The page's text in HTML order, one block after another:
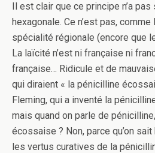
Il est clair que ce principe n’a
hexagonale. Ce n’est pas,
spécialité régionale (encore que
La laïcité n’est ni française ni
française… Ridicule et de
qui diraient « la pénicilline
Fleming, qui a inventé la
mais quand on parle de
écossaise ? Non, parce qu’on
les vertus curatives de la